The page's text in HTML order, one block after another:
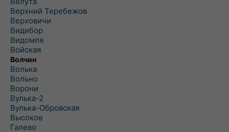
Верхний Теребежов
Верховичи
Видибор
Видомля
Войская
Волчин
Волька
Вольно
Ворони
Вулька-2
Вулька-Обровская
Высокое
Галево